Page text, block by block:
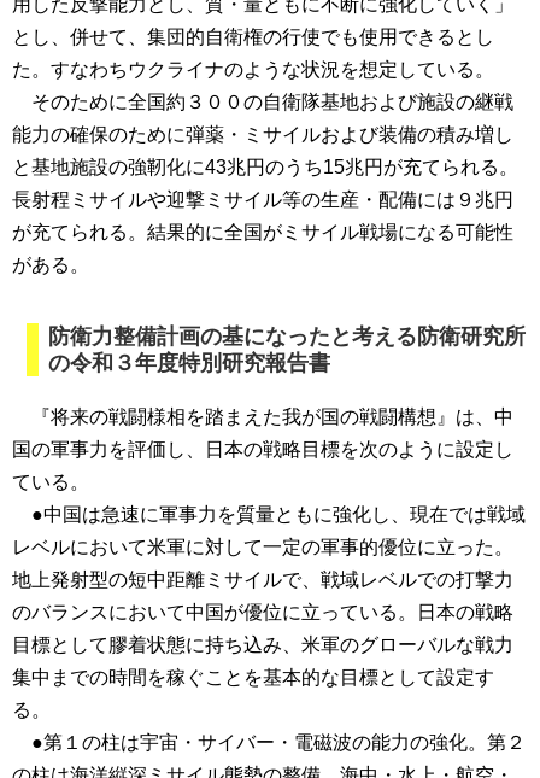
用した反撃能力とし、質・量ともに不断に強化していく」
とし、併せて、集団的自衛権の行使でも使用できるとし
た。すなわちウクライナのような状況を想定している。
そのために全国約３００の自衛隊基地および施設の継戦
能力の確保のために弾薬・ミサイルおよび装備の積み増し
と基地施設の強靭化に43兆円のうち15兆円が充てられる。
長射程ミサイルや迎撃ミサイル等の生産・配備には９兆円
が充てられる。結果的に全国がミサイル戦場になる可能性
がある。
防衛力整備計画の基になったと考える防衛研究所
の令和３年度特別研究報告書
『将来の戦闘様相を踏まえた我が国の戦闘構想』は、中
国の軍事力を評価し、日本の戦略目標を次のように設定し
ている。
●中国は急速に軍事力を質量ともに強化し、現在では戦域
レベルにおいて米軍に対して一定の軍事的優位に立った。
地上発射型の短中距離ミサイルで、戦域レベルでの打撃力
のバランスにおいて中国が優位に立っている。日本の戦略
目標として膠着状態に持ち込み、米軍のグローバルな戦力
集中までの時間を稼ぐことを基本的な目標として設定す
る。
●第１の柱は宇宙・サイバー・電磁波の能力の強化。第２